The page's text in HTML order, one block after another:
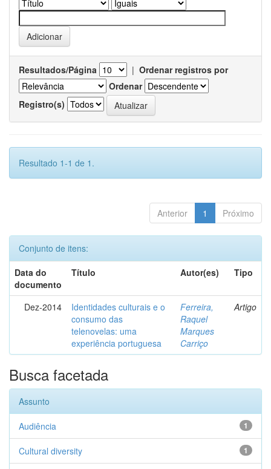
Resultados/Página | Ordenar registros por
Ordenar
Registro(s)
Resultado 1-1 de 1.
Anterior 1 Próximo
Conjunto de itens:
Data do
documento
Título Autor(es) Tipo
Dez-2014
Identidades culturais e o
consumo das
telenovelas: uma
experiência portuguesa
Ferreira,
Raquel
Marques
Carriço
Artigo
Busca facetada
Assunto
1
Audiência
1
Cultural diversity